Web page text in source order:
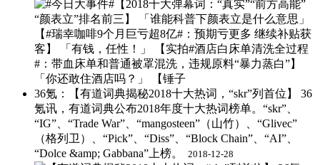
36氪：【有道词典揭秘2018十大热词，“skr”列首位】 36
氪讯，有道词典公布2018年度十大热词榜单。“skr”、
“IG”、“Trade War”、“mangosteen”（山竹）、“Glivec”
（格列卫）、“Pick”、“Diss”、“Block Chain”、“AI”、
“Dolce &amp; Gabbana”上榜。 ​
2018-12-28